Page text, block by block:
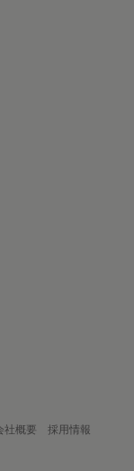
社概要
採用情報